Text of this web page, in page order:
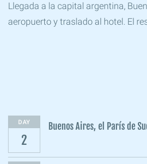
Llegada a la capital argentina,
aeropuerto y traslado al hotel. El
DAY
2
Buenos Aires, el París de